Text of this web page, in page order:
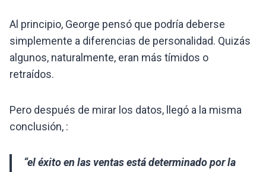
Al principio, George pensó que podría deberse
simplemente a diferencias de personalidad. Quizás
algunos, naturalmente, eran más tímidos o
retraídos.
Pero después de mirar los datos, llegó a la misma
conclusión, :
“el éxito en las ventas está determinado por la